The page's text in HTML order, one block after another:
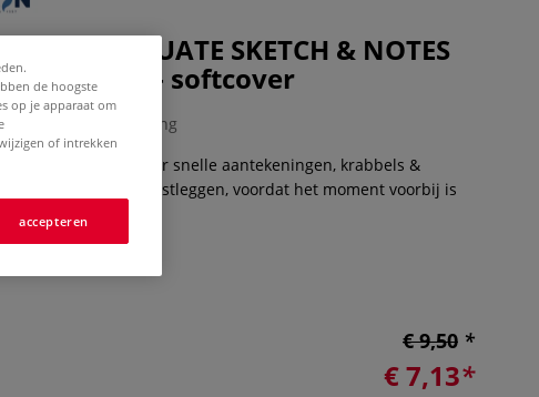
| GRADUATE SKETCH & NOTES
— softcover
0 Beoordeling
is perfect voor snelle aantekeningen, krabbels &
kun je je invallen vastleggen, voordat het moment voorbij is
Meer
€ 9,50
€ 7,13
de hoogste
op je apparaat om
of intrekken
accepteren